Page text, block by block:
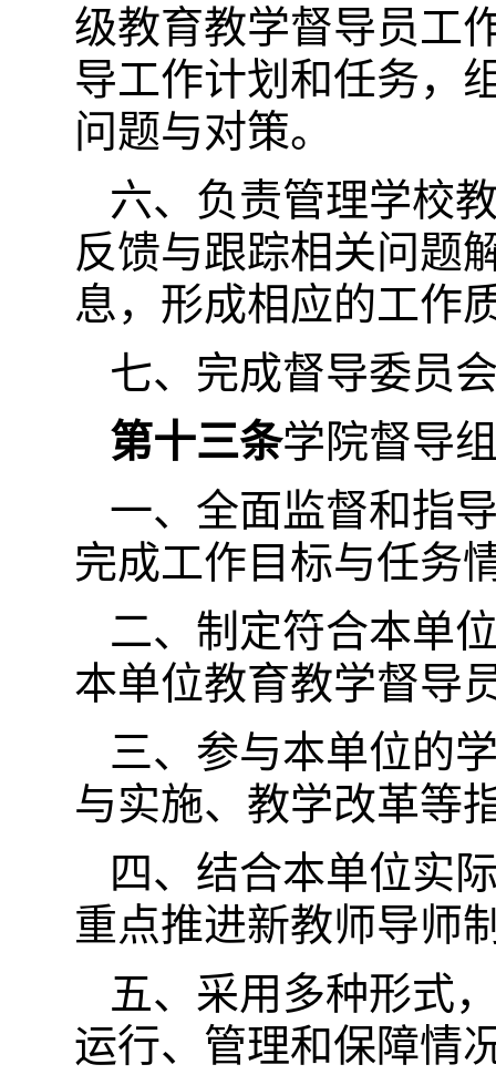
级教育教学督导员工
导工作计划和任务，
问题与对策。
六、负责管理学校
反馈与跟踪相关问题
息，形成相应的工作
七、完成督导委员
第十三条学院督导
一、全面监督和指
完成工作目标与任务
二、制定符合本单
本单位教育教学督导
三、参与本单位的
与实施、教学改革等
四、结合本单位实
重点推进新教师导师
五、采用多种形式
运行、管理和保障情